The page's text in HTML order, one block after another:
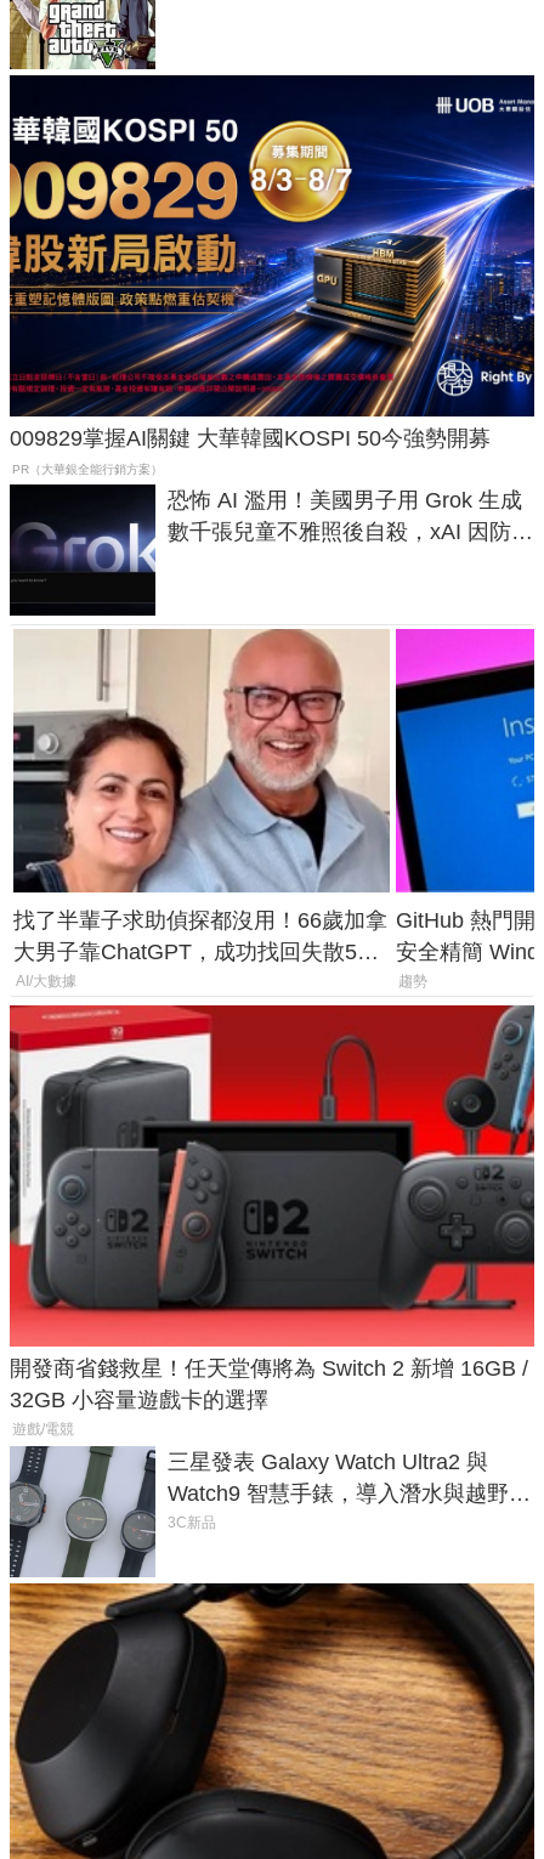
009829掌握AI關鍵 大華韓國KOSPI 50今強勢開募
PR（大華銀全能行銷方案）
恐怖 AI 濫用！美國男子用 Grok 生成
數千張兒童不雅照後自殺，xAI 因防護
找了半輩子求助偵探都沒用！66歲加拿
大男子靠ChatGPT，成功找回失散50
年家人
AI/大數據
GitHub 熱門開
安全精簡
後台追蹤
趨勢
開發商省錢救星！任天堂傳將為 Switch 2 新增 16GB /
32GB 小容量遊戲卡的選擇
遊戲/電競
三星發表 Galaxy Watch Ultra2 與
Watch9 智慧手錶，導入潛水與越野跑
導航功能
3C新品